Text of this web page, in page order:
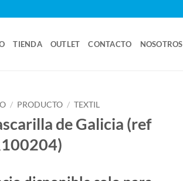
TIENDA OUTLET CONTACTO NOSOTROS
/ PRODUCTO / TEXTIL
de Galicia (ref